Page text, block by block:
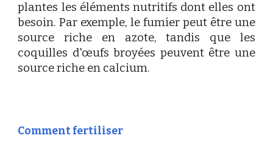
plantes les éléments nutritifs dont elles ont
besoin. Par exemple, le fumier peut être une
source riche en azote, tandis que les
coquilles d'œufs broyées peuvent être une
source riche en calcium.
Comment fertiliser